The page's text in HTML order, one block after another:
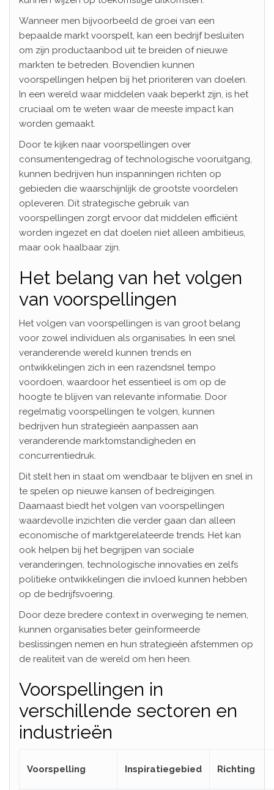
Wanneer men bijvoorbeeld de groei van een
bepaalde markt voorspelt, kan een bedrijf besluiten
om zijn productaanbod uit te breiden of nieuwe
markten te betreden. Bovendien kunnen
voorspellingen helpen bij het prioriteren van doelen.
In een wereld waar middelen vaak beperkt zijn, is het
cruciaal om te weten waar de meeste impact kan
worden gemaakt.
Door te kijken naar voorspellingen over
consumentengedrag of technologische vooruitgang,
kunnen bedrijven hun inspanningen richten op
gebieden die waarschijnlijk de grootste voordelen
opleveren. Dit strategische gebruik van
voorspellingen zorgt ervoor dat middelen efficiënt
worden ingezet en dat doelen niet alleen ambitieus,
maar ook haalbaar zijn.
Het belang van het volgen
van voorspellingen
Het volgen van voorspellingen is van groot belang
voor zowel individuen als organisaties. In een snel
veranderende wereld kunnen trends en
ontwikkelingen zich in een razendsnel tempo
voordoen, waardoor het essentieel is om op de
hoogte te blijven van relevante informatie. Door
regelmatig voorspellingen te volgen, kunnen
bedrijven hun strategieën aanpassen aan
veranderende marktomstandigheden en
concurrentiedruk.
Dit stelt hen in staat om wendbaar te blijven en snel in
te spelen op nieuwe kansen of bedreigingen.
Daarnaast biedt het volgen van voorspellingen
waardevolle inzichten die verder gaan dan alleen
economische of marktgerelateerde trends. Het kan
ook helpen bij het begrijpen van sociale
veranderingen, technologische innovaties en zelfs
politieke ontwikkelingen die invloed kunnen hebben
op de bedrijfsvoering.
Door deze bredere context in overweging te nemen,
kunnen organisaties beter geïnformeerde
beslissingen nemen en hun strategieën afstemmen op
de realiteit van de wereld om hen heen.
Voorspellingen in
verschillende sectoren en
industrieën
Voorspelling Inspiratiegebied Richting